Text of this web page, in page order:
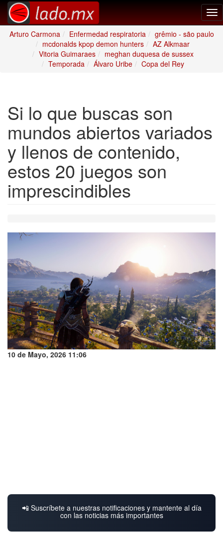
Arturo Carmona
Enfermedad respiratoria
grêmio - são paulo
mcdonalds kpop demon hunters
AZ Alkmaar
Vitoria Guimaraes
meghan duquesa de sussex
Temporada
Álvaro Uribe Copa del Rey
Si lo que buscas son
mundos abiertos variados
y llenos de contenido,
estos 20 juegos son
imprescindibles
10 de Mayo, 2026 11:06
📲 Suscríbete a nuestras notificaciones y mantente al día
con las noticias más importantes